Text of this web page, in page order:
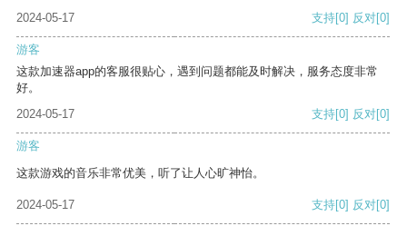
2024-05-17 支持[0] 反对[0]
游客
这款加速器app的客服很贴心，遇到问题都能及时解决，服务态度非常
好。
2024-05-17
支持[0] 反对[0]
游客
这款游戏的音乐非常优美，听了让人心旷神怡。
2024-05-17 支持[0] 反对[0]